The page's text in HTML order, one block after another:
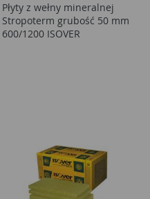
Płyty z wełny mineralnej
Stropoterm grubość 50 mm
600/1200 ISOVER